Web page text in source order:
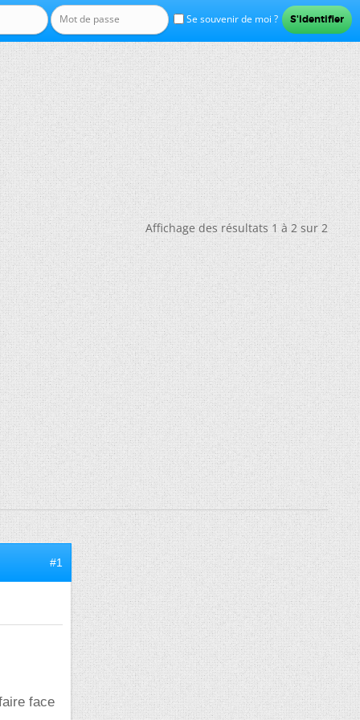
Se souvenir de moi ?
Affichage des résultats 1 à 2 sur 2
#1
face